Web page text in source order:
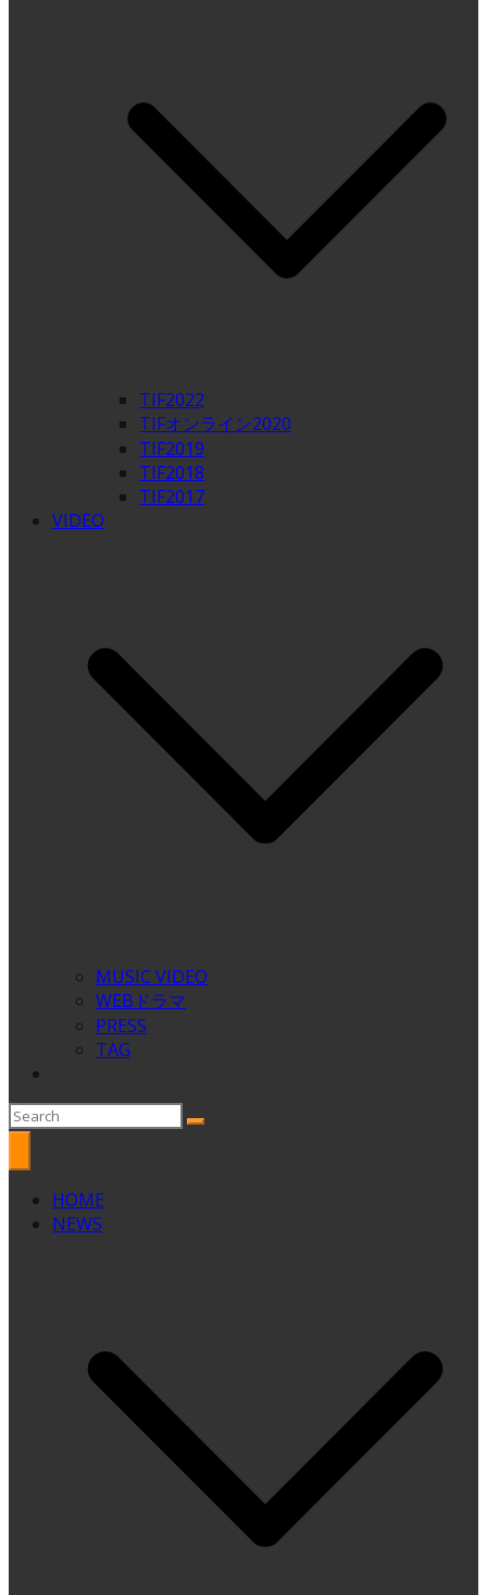
TIF2022
TIFオンライン2020
TIF2019
TIF2018
TIF2017
VIDEO
MUSIC VIDEO
WEBドラマ
PRESS
TAG
HOME
NEWS